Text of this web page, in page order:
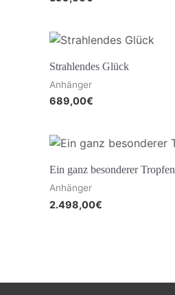
Strahlendes Glück
Anhänger
689,00€
Ein ganz besonderer Tropfen
Anhänger
2.498,00€